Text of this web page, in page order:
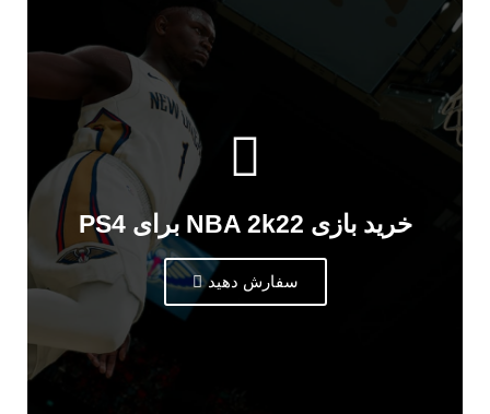
خرید بازی NBA 2k22 برای PS4
سفارش دهید